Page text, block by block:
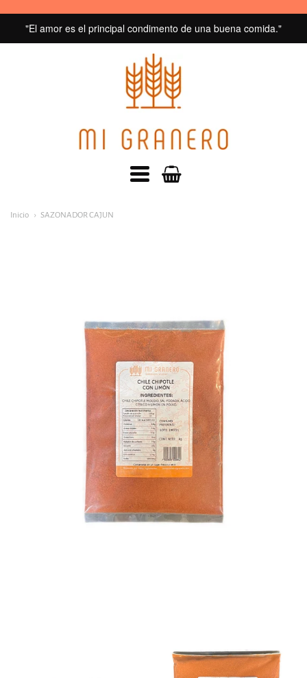
"El amor es el principal condimento de una buena comida."
Menú
Inicio SAZONADOR CAJUN